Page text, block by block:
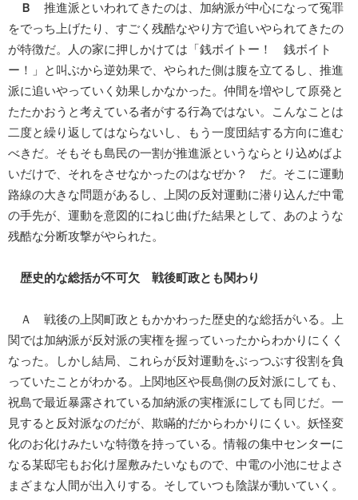
Ｂ 推進派といわれてきたのは、加納派が中心になって冤罪
をでっち上げたり、すごく残酷なやり方で追いやられてきたの
が特徴だ。人の家に押しかけては「銭ボイトー！ 銭ボイト
ー！」と叫ぶから逆効果で、やられた側は腹を立てるし、推進
派に追いやっていく効果しかなかった。仲間を増やして原発と
たたかおうと考えている者がする行為ではない。こんなことは
二度と繰り返してはならないし、もう一度団結する方向に進む
べきだ。そもそも島民の一割が推進派というならとり込めばよ
いだけで、それをさせなかったのはなぜか？ だ。そこに運動
路線の大きな問題があるし、上関の反対運動に潜り込んだ中電
の手先が、運動を意図的にねじ曲げた結果として、あのような
残酷な分断攻撃がやられた。
歴史的な総括が不可欠 戦後町政とも関わり
Ａ 戦後の上関町政ともかかわった歴史的な総括がいる。上
関では加納派が反対派の実権を握っていったからわかりにくく
なった。しかし結局、これらが反対運動をぶっつぶす役割を負
っていたことがわかる。上関地区や長島側の反対派にしても、
祝島で最近暴露されている加納派の実権派にしても同じだ。一
見すると反対派なのだが、欺瞞的だからわかりにくい。妖怪変
化のお化けみたいな特徴を持っている。情報の集中センターに
なる某邸宅もお化け屋敷みたいなもので、中電の小池にせよさ
まざまな人間が出入りする。そしていつも陰謀が動いていく。